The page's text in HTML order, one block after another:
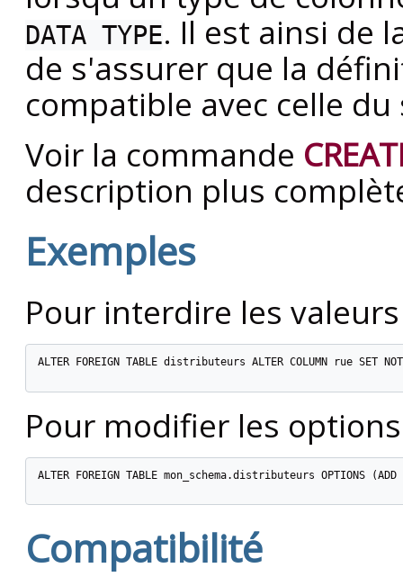
DATA TYPE. Il est ainsi de
de s'assurer que la
compatible avec celle
Voir la commande
description plus
Exemples
Pour interdire les
ALTER FOREIGN TABLE distributeurs ALTER COLUMN rue SET
Pour modifier les
ALTER FOREIGN TABLE mon_schema.distributeurs
Compatibilité